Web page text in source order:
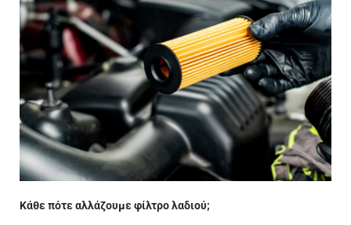
Κάθε πότε αλλάζουμε φίλτρο λαδιού;